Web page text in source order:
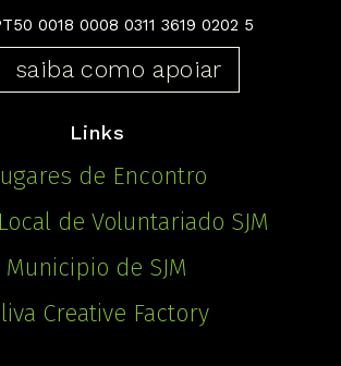
0018 0008 0311 3619 0202 5
saiba como apoiar
Links
de Encontro
de Voluntariado SJM
Municipio de SJM
Creative Factory